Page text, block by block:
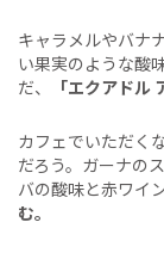
キャラメルやバナ
い果実のような酸
だ、
「エクアドル
カフェでいただく
だろう。ガーナの
バの酸味と赤ワイ
む。